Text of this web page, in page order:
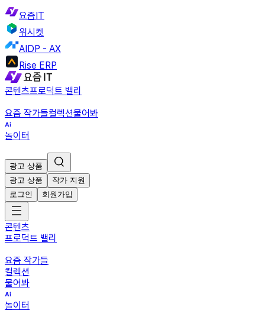
요즘IT
위시켓
AIDP - AX
Rise ERP
콘텐츠프로덕트 밸리
요즘 작가들컬렉션물어봐
놀이터
광고 상품
광고 상품
작가 지원
로그인
회원가입
콘텐츠
프로덕트 밸리
요즘 작가들
컬렉션
물어봐
놀이터